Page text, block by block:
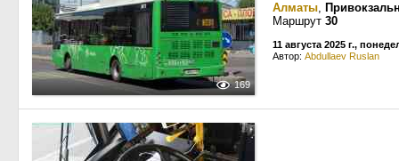
169
Алматы,
Маршрут 30
11 августа 2025 г.,
Автор: Abdullaev Ruslan